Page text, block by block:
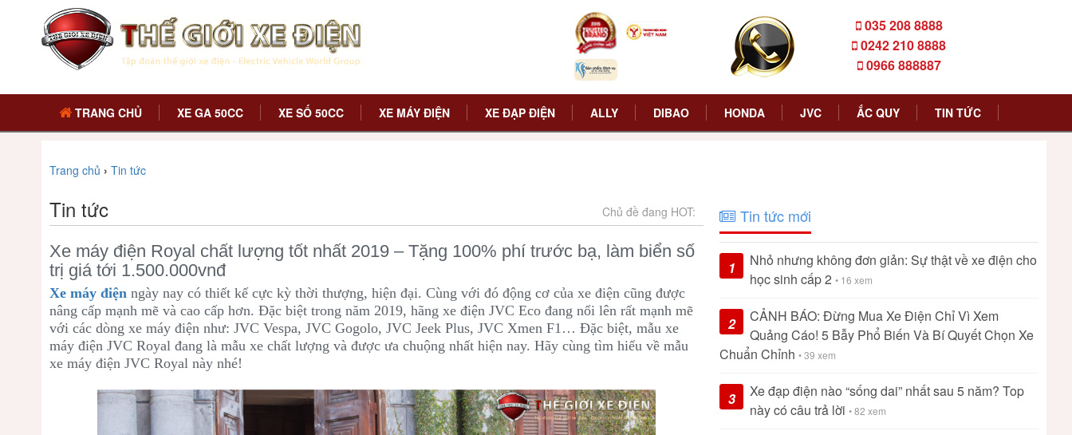
035 208 8888
0242 210 8888
0966 888887
TRANG CHỦ XE GA 50CC XE SỐ 50CC XE MÁY ĐIỆN XE ĐẠP ĐIỆN ALLY DIBAO HONDA JVC ẮC QUY TIN TỨC
Trang chủ › Tin tức
Tin tức Chủ đề đang HOT:
Xe máy điện Royal chất lượng tốt nhất 2019 – Tặng 100% phí trước bạ, làm biển số
trị giá tới 1.500.000vnđ
Xe máy điện ngày nay có thiết kế cực kỳ thời thượng, hiện đại. Cùng với đó động cơ của xe điện cũng được
nâng cấp mạnh mẽ và cao cấp hơn. Đặc biệt trong năm 2019, hãng xe điện JVC Eco đang nổi lên rất mạnh mẽ
với các dòng xe máy điện như: JVC Vespa, JVC Gogolo, JVC Jeek Plus, JVC Xmen F1… Đặc biệt, mẫu xe
máy điện JVC Royal đang là mẫu xe chất lượng và được ưa chuộng nhất hiện nay. Hãy cùng tìm hiểu về mẫu
xe máy điện JVC Royal này nhé!
Tin tức mới
1
Nhỏ nhưng không đơn giản: Sự thật về xe điện cho
học sinh cấp 2 • 16 xem
2
CẢNH BÁO: Đừng Mua Xe Điện Chỉ Vì Xem
Quảng Cáo! 5 Bẫy Phổ Biến Và Bí Quyết Chọn Xe
Chuẩn Chỉnh • 39 xem
3
Xe đạp điện nào “sống dai” nhất sau 5 năm? Top
này có câu trả lời • 82 xem